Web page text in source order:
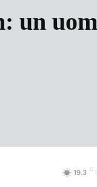
un
19.3 C